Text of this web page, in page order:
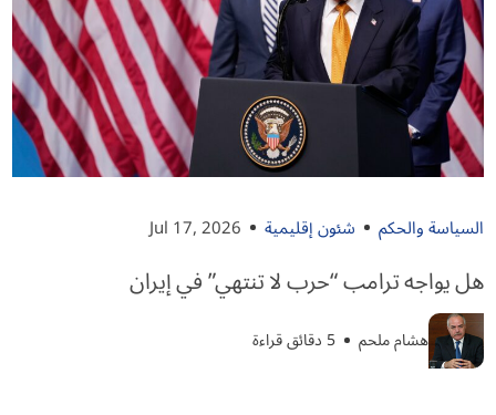
السياسة والحكم شئون إقليمية Jul 17, 2026
هل يواجه ترامب “حرب لا تنتهي” في إيران
هشام ملحم 5 دقائق قراءة